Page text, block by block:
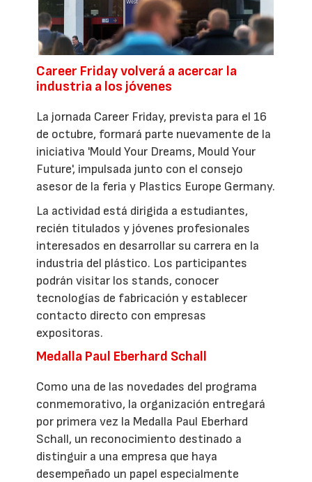
Career Friday volverá a acercar la
industria a los jóvenes
La jornada Career Friday, prevista para el 16
de octubre, formará parte nuevamente de la
iniciativa 'Mould Your Dreams, Mould Your
Future', impulsada junto con el consejo
asesor de la feria y Plastics Europe Germany.
La actividad está dirigida a estudiantes,
recién titulados y jóvenes profesionales
interesados en desarrollar su carrera en la
industria del plástico. Los participantes
podrán visitar los stands, conocer
tecnologías de fabricación y establecer
contacto directo con empresas
expositoras.
Medalla Paul Eberhard Schall
Como una de las novedades del programa
conmemorativo, la organización entregará
por primera vez la Medalla Paul Eberhard
Schall, un reconocimiento destinado a
distinguir a una empresa que haya
desempeñado un papel especialmente